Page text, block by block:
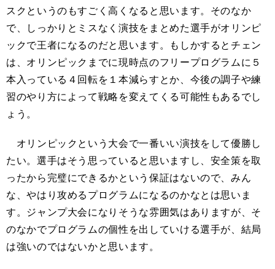
スクというのもすごく高くなると思います。そのなか
で、しっかりとミスなく演技をまとめた選手がオリンピ
ックで王者になるのだと思います。もしかするとチェン
は、オリンピックまでに現時点のフリープログラムに５
本入っている４回転を１本減らすとか、今後の調子や練
習のやり方によって戦略を変えてくる可能性もあるでし
ょう。
オリンピックという大会で一番いい演技をして優勝し
たい。選手はそう思っていると思いますし、安全策を取
ったから完璧にできるかという保証はないので、みん
な、やはり攻めるプログラムになるのかなとは思いま
す。ジャンプ大会になりそうな雰囲気はありますが、そ
のなかでプログラムの個性を出していける選手が、結局
は強いのではないかと思います。